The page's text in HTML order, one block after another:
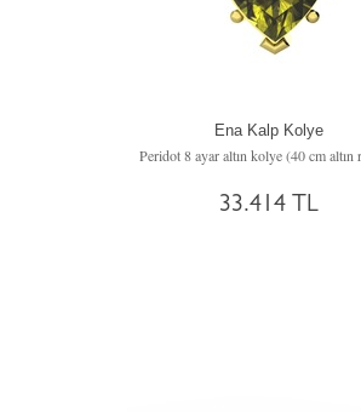
Ena Kalp Kolye
33.414 TL